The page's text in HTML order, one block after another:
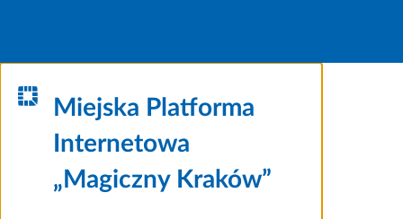
Miejska Platforma
Internetowa
„Magiczny Kraków”